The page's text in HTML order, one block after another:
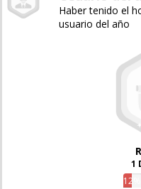
Haber tenido el
usuario del año
1
12%